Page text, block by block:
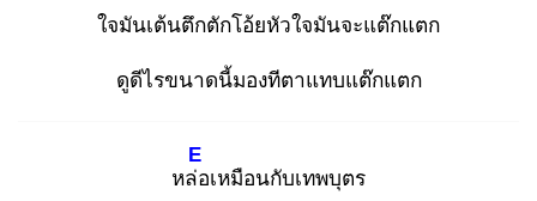
ใจมันเต้นตึกตักโอ้ยหัวใจมันจะแต๊กแตก
ดูดีไรขนาดนี้มองทีตาแทบแต๊กแตก
หล่อ
E
เหมือนกับเทพบุตร